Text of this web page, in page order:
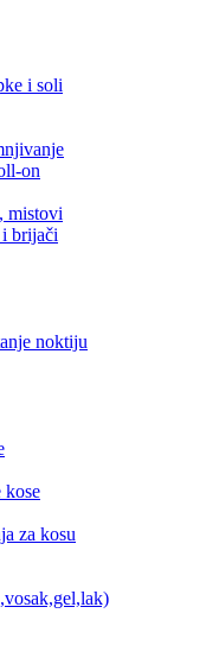
i soli
on
mistovi
brijači
noktiju
kose
za kosu